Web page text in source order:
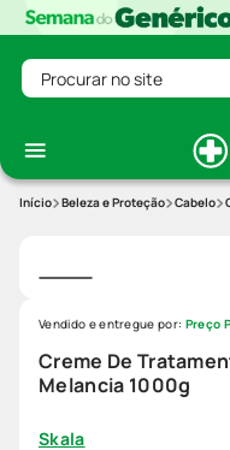
Procurar no site
Beleza e Proteção Cabelo
Creme De
Melancia 1000g
Skala
Vendido e entregue por: Preço